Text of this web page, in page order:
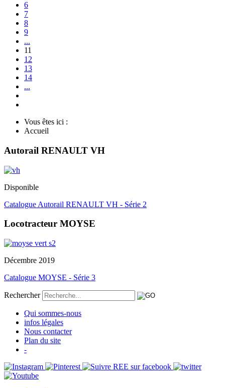
6
7
8
9
...
11
12
13
14
...
Vous êtes ici :
Accueil
Autorail RENAULT VH
Disponible
Catalogue Autorail RENAULT VH - Série 2
Locotracteur MOYSE
Décembre 2019
Catalogue MOYSE - Série 3
Rechercher
Qui sommes-nous
infos légales
Nous contacter
Plan du site
-